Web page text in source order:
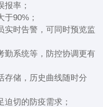
率；
90%；
时告警，可同时预览监
系统等，防控协调更有
储，历史曲线随时分
切的防疫需求；